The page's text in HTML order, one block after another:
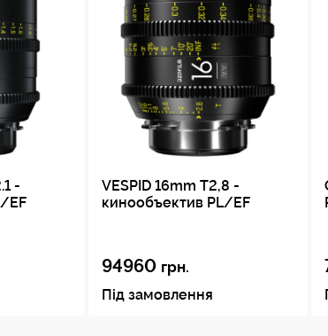
-
EF
VESPID 16mm T2,8 -
кинообъектив PL/EF
94960 грн.
Під замовлення